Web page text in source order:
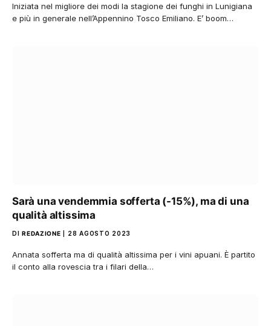
Iniziata nel migliore dei modi la stagione dei funghi in Lunigiana
e più in generale nell’Appennino Tosco Emiliano. E’ boom…
Sarà una vendemmia sofferta (-15%), ma di una
qualità altissima
DI REDAZIONE 28 AGOSTO 2023
Annata sofferta ma di qualità altissima per i vini apuani. È partito
il conto alla rovescia tra i filari della…